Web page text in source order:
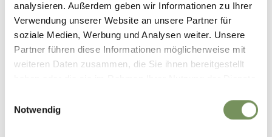
analysieren. Außerdem geben wir Informationen zu Ihrer
Verwendung unserer Website an unsere Partner für
soziale Medien, Werbung und Analysen weiter. Unsere
Partner führen diese Informationen möglicherweise mit
weiteren Daten zusammen, die Sie ihnen bereitgestellt
Notwendig
LANALIVE
Transdisziplinär und thematisch bespielt das
Kulturfestival LanaLive das Dorf Lana und seine
Der Literaturnobelpreisträger Peter Handke schrieb 1992
das Theaterstück Die Stunde, da wir nichts voneinander